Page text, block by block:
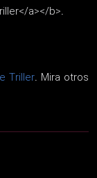
a></b>.
Triller. Mira otros